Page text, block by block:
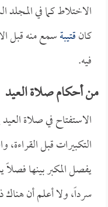
الاختلاط كما في
كانقتيبةسمع منه قبل
فيه.
من أحكام صلاة العيد
الاستفتاح في صلاة
التكبيرات قبل القراءة،
يفصل المكبر بينها
سرداً، ولا أعلم أن هناك